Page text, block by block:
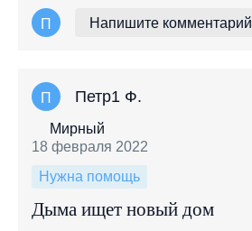
П Напишите комментарий
П Петр1 Ф.
Мирный
18 февраля 2022
Нужна помощь
Дыма ищет новый дом